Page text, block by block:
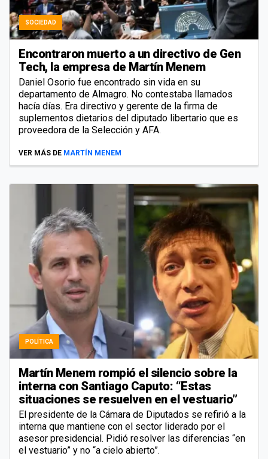
SOCIEDAD
Encontraron muerto a un directivo de Gen
Tech, la empresa de Martín Menem
Daniel Osorio fue encontrado sin vida en su
departamento de Almagro. No contestaba llamados
hacía días. Era directivo y gerente de la firma de
suplementos dietarios del diputado libertario que es
proveedora de la Selección y AFA.
VER MÁS DE MARTÍN MENEM
POLÍTICA
Martín Menem rompió el silencio sobre la
interna con Santiago Caputo: “Estas
situaciones se resuelven en el vestuario”
El presidente de la Cámara de Diputados se refirió a la
interna que mantiene con el sector liderado por el
asesor presidencial. Pidió resolver las diferencias “en
el vestuario” y no “a cielo abierto”.